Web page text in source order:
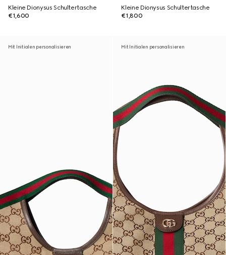
Kleine Dionysus Schultertasche
€1,600
Kleine Dionysus Schultertasche
€1,800
Mit Initialen personalisieren Mit Initialen personalisieren